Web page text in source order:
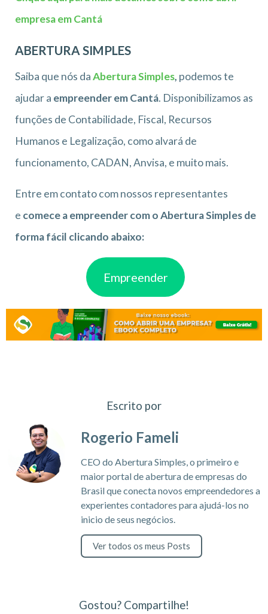
empresa em Cantá
ABERTURA SIMPLES
Saiba que nós daAbertura Simples, podemos te
ajudar a empreender emCantá. Disponibilizamos as
funções de Contabilidade, Fiscal, Recursos
Humanos e Legalização, como alvará de
funcionamento, CADAN, Anvisa, e muito mais.
Entre em contato com nossos representantes
e comece a empreender com o Abertura Simples de
forma fácil clicando abaixo:
Empreender
Escrito por
Rogerio Fameli
CEO do Abertura Simples, o primeiro e
maior portal de abertura de empresas do
Brasil que conecta novos empreendedores a
experientes contadores para ajudá-los no
inicio de seus negócios.
Ver todos os meus Posts
Gostou? Compartilhe!